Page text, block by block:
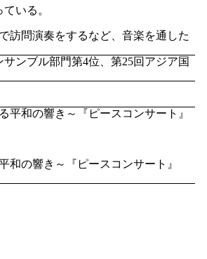
いる。
訪問演奏をするなど、音楽を通した
ンブル部門第4位、第25回アジア国
和の響き～『ピースコンサート』